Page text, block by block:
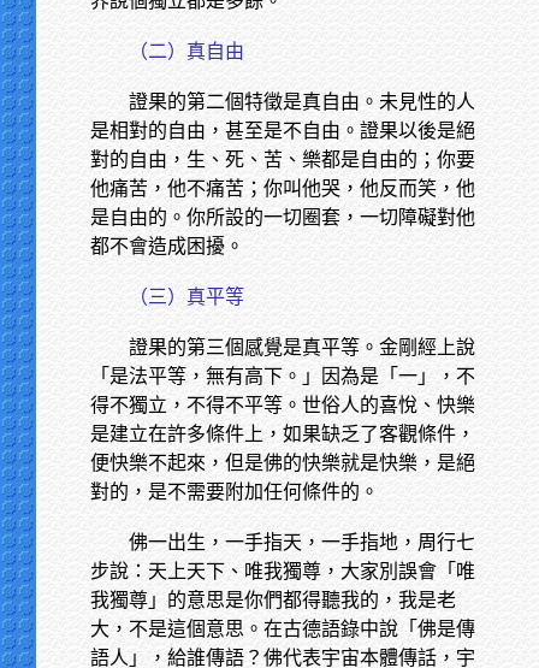
（二）真自由
證果的第二個特徵是真自由。未見性的人
是相對的自由，甚至是不自由。證果以後是絕
對的自由，生、死、苦、樂都是自由的；你要
他痛苦，他不痛苦；你叫他哭，他反而笑，他
是自由的。你所設的一切圈套，一切障礙對他
都不會造成困擾。
（三）真平等
證果的第三個感覺是真平等。金剛經上說
「是法平等，無有高下。」因為是「一」，不
得不獨立，不得不平等。世俗人的喜悅、快樂
是建立在許多條件上，如果缺乏了客觀條件，
便快樂不起來，但是佛的快樂就是快樂，是絕
對的，是不需要附加任何條件的。
佛一出生，一手指天，一手指地，周行七
步說：天上天下、唯我獨尊，大家別誤會「唯
我獨尊」的意思是你們都得聽我的，我是老
大，不是這個意思。在古德語錄中說「佛是傳
語人」，給誰傳語？佛代表宇宙本體傳話，宇